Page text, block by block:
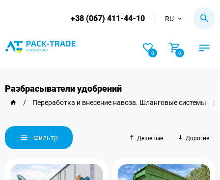
+38 (067) 411-44-10 RU
0 0
Разбрасыватели удобрений
/ Переработка и внесение навоза. Шланговые системы /
Фильтр Дешевые Дорогие